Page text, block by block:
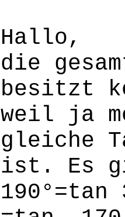
Hallo,
die
besitzt
weil ja
gleiche
ist. Es